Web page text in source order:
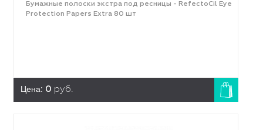
Бумажные полоски экстра под ресницы - RefectoCil Eye
Protection Papers Extra 80 шт
Цена: 0 руб.